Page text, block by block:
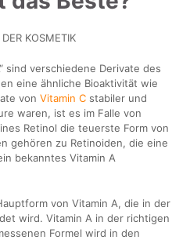
KOSMETIK
sind verschiedene Derivate des
eine ähnliche Bioaktivität wie
vonVitamin C stabiler und
waren, ist es im Falle von
Retinol die teuerste Form von
gehören zu Retinoiden, die eine
bekanntes Vitamin A
von Vitamin A, die in der
wird. Vitamin A in der richtigen
Formel wird in den